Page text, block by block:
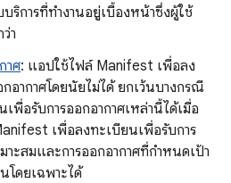
ริการที่ทำงานอยู่เบื้องหน้าซึ่งผู้ใช้
า
าศ: แอปใช้ไฟล์ Manifest เพื่อลง
อากาศโดยนัยไม่ได้ ยกเว้นบางกรณี
พื่อรับการออกอากาศเหล่านี้ได้เมื่อ
เพื่อลงทะเบียนเพื่อรับการ
าะสมและการออกอากาศที่กำหนดเป้า
โดยเฉพาะได้